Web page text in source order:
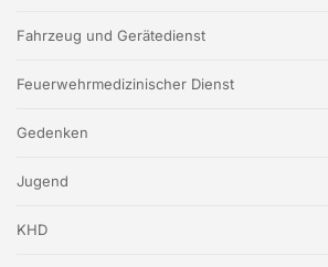
Fahrzeug und Gerätedienst
Feuerwehrmedizinischer Dienst
Gedenken
Jugend
KHD